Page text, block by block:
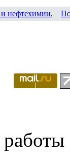
нефтехимии,